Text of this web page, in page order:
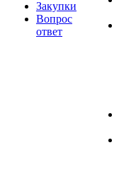
Закупки
Вопрос
ответ